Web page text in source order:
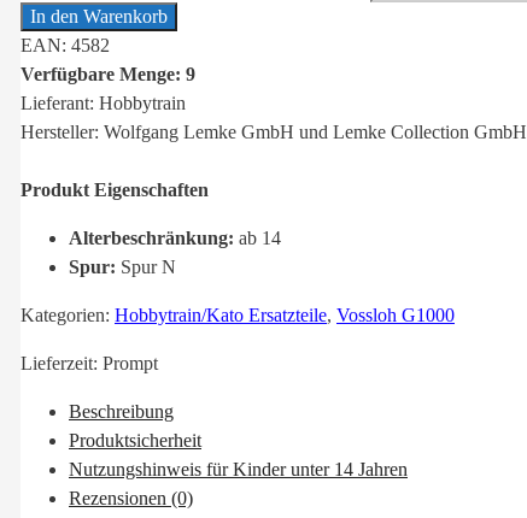
In den Warenkorb
EAN: 4582
Verfügbare Menge: 9
Lieferant: Hobbytrain
Hersteller: Wolfgang Lemke GmbH und Lemke Collection GmbH
Produkt Eigenschaften
Alterbeschränkung: ab 14
Spur: Spur N
Kategorien: Hobbytrain/Kato Ersatzteile, Vossloh G1000
Lieferzeit: Prompt
Beschreibung
Produktsicherheit
Nutzungshinweis für Kinder unter 14 Jahren
Rezensionen (0)